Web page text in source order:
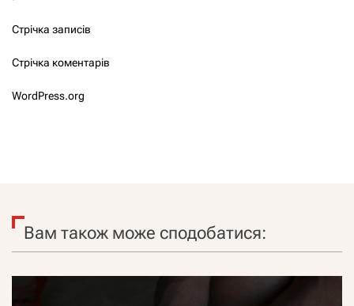
Стрічка записів
Стрічка коментарів
WordPress.org
Вам також може сподобатися: